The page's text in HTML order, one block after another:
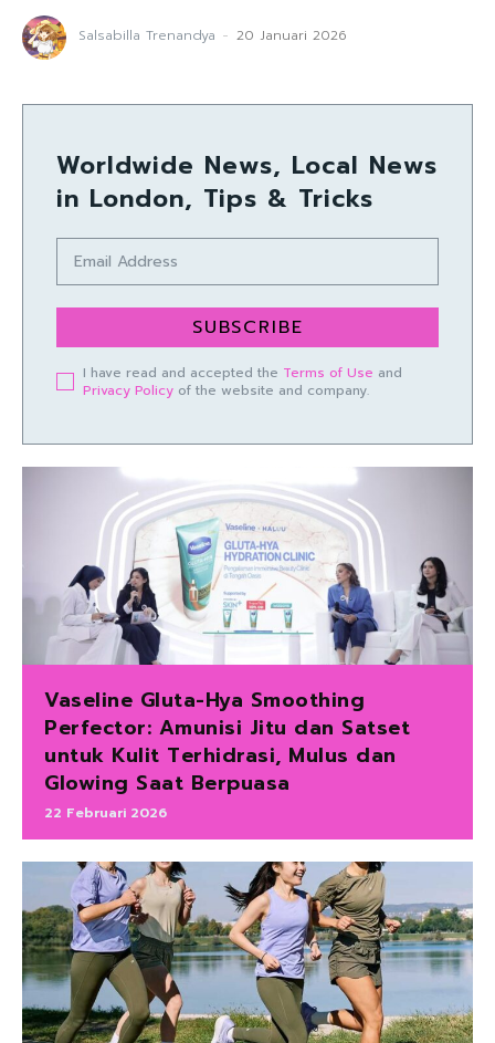
Salsabilla Trenandya - 20 Januari 2026
Worldwide News, Local News
in London, Tips & Tricks
SUBSCRIBE
I have read and accepted the Terms of Use and
Privacy Policy of the website and company.
Vaseline Gluta-Hya Smoothing
Perfector: Amunisi Jitu dan Satset
untuk Kulit Terhidrasi, Mulus dan
Glowing Saat Berpuasa
22 Februari 2026